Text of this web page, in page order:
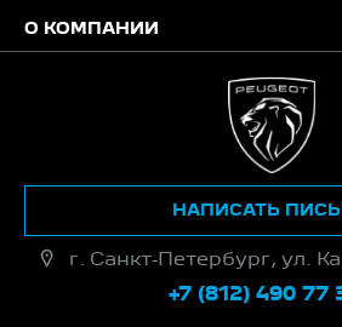
О КОМПАНИИ
г. Санкт-Петербург, ул.
+7 (812) 490 77
НАПИСАТЬ